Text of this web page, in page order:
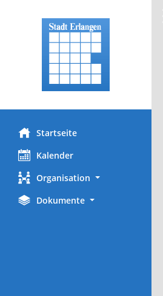
Startseite
Kalender
Organisation
Dokumente